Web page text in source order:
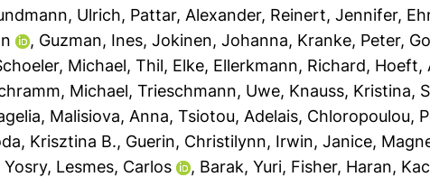
Ulrich, Pattar, Alexander, Reinert, Jennifer,
, Guzman, Ines,Jokinen, Johanna, Kranke, Peter,
Michael,Thil, Elke, Ellerkmann, Richard, Hoeft,
Michael,Trieschmann, Uwe, Knauss, Kristina,
, Malisiova, Anna,Tsiotou, Adelais, Chloropoulou,
Krisztina B., Guerin, Christilynn, Irwin, Janice,
Yosry, Lesmes, Carlos , Barak, Yuri, Fisher, Haran,